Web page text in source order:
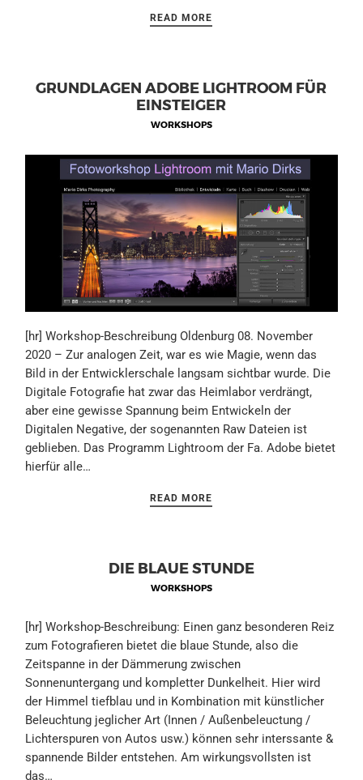
READ MORE
GRUNDLAGEN ADOBE LIGHTROOM FÜR
EINSTEIGER
WORKSHOPS
[hr] Workshop-Beschreibung Oldenburg 08. November
2020 – Zur analogen Zeit, war es wie Magie, wenn das
Bild in der Entwicklerschale langsam sichtbar wurde. Die
Digitale Fotografie hat zwar das Heimlabor verdrängt,
aber eine gewisse Spannung beim Entwickeln der
Digitalen Negative, der sogenannten Raw Dateien ist
geblieben. Das Programm Lightroom der Fa. Adobe bietet
hierfür alle…
READ MORE
DIE BLAUE STUNDE
WORKSHOPS
[hr] Workshop-Beschreibung: Einen ganz besonderen Reiz
zum Fotografieren bietet die blaue Stunde, also die
Zeitspanne in der Dämmerung zwischen
Sonnenuntergang und kompletter Dunkelheit. Hier wird
der Himmel tiefblau und in Kombination mit künstlicher
Beleuchtung jeglicher Art (Innen / Außenbeleuctung /
Lichterspuren von Autos usw.) können sehr interssante &
spannende Bilder entstehen. Am wirkungsvollsten ist
das…